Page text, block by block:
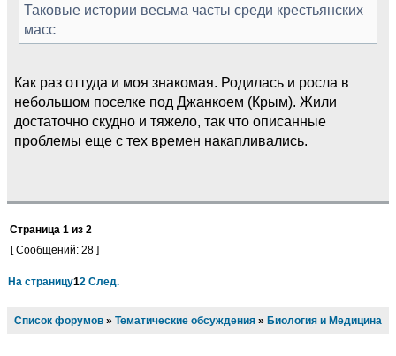
Таковые истории весьма часты среди крестьянских
масс
Как раз оттуда и моя знакомая. Родилась и росла в
небольшом поселке под Джанкоем (Крым). Жили
достаточно скудно и тяжело, так что описанные
проблемы еще с тех времен накапливались.
Страница 1 из 2
[ Сообщений: 28 ]
На страницу12 След.
Список форумов » Тематические обсуждения » Биология и Медицина